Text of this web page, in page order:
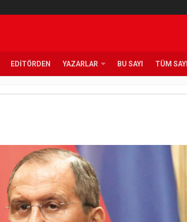
EDITÖRDEN YAZARLAR BU SAYI TÜM